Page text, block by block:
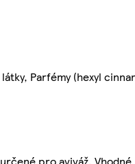
Parfémy (hexyl